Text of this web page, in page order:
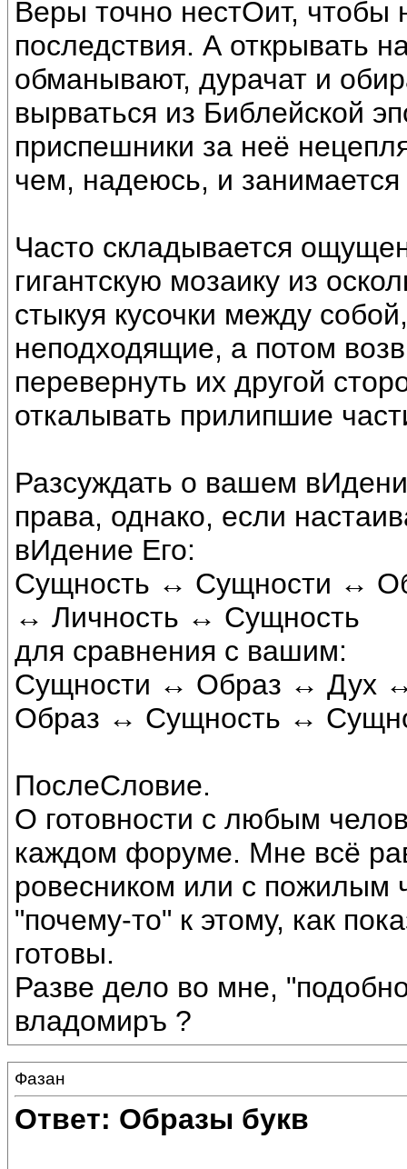
Веры точно нестОит, чтобы
последствия. А открывать
обманывают, дурачат и
вырваться из Библейской
приспешники за неё
чем, надеюсь, и
Часто складывается
гигантскую мозаику из
стыкуя кусочки между
неподходящие, а потом
перевернуть их другой
откалывать прилипшие
Разсуждать о вашем
права, однако, если
вИдение Его:
Сущность ↔ Сущности ↔
↔ Личность ↔ Сущность
для сравнения с вашим:
Сущности ↔ Образ ↔ Дух
Образ ↔ Сущность ↔
ПослеСловие.
О готовности с любым
каждом форуме. Мне всё
ровесником или с пожилым
"почему-то" к этому, как
готовы.
Разве дело во мне,
владомиръ ?
Фазан
Ответ: Образы букв